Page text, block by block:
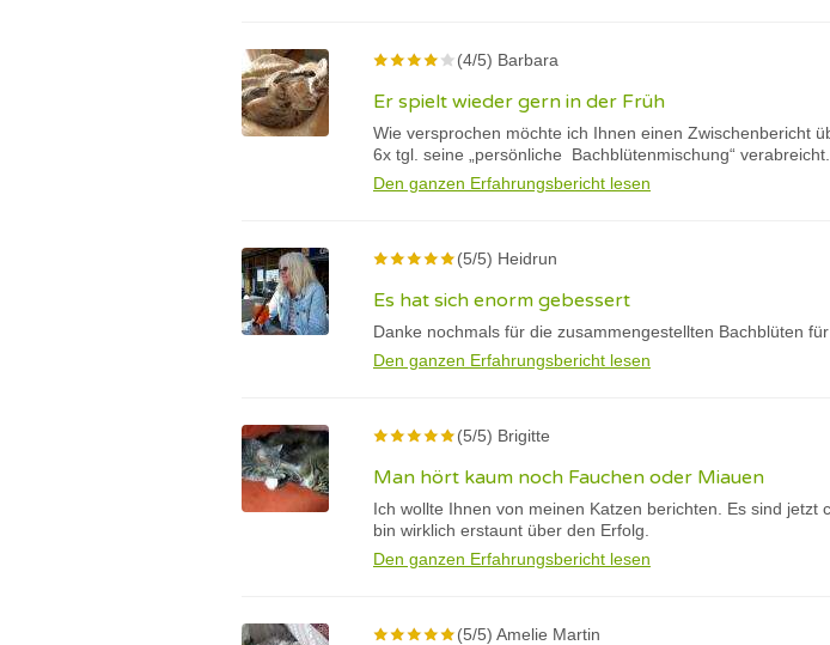
(4/5) Barbara
Er spielt wieder gern in der Früh
Wie versprochen möchte ich Ihnen einen Zwischenbericht
6x tgl. seine „persönliche Bachblütenmischung“ verabreicht.
Den ganzen Erfahrungsbericht lesen
(5/5) Heidrun
Es hat sich enorm gebessert
Danke nochmals für die zusammengestellten Bachblüten
Den ganzen Erfahrungsbericht lesen
(5/5) Brigitte
Man hört kaum noch Fauchen oder Miauen
Ich wollte Ihnen von meinen Katzen berichten. Es sind
bin wirklich erstaunt über den Erfolg.
Den ganzen Erfahrungsbericht lesen
(5/5) Amelie Martin